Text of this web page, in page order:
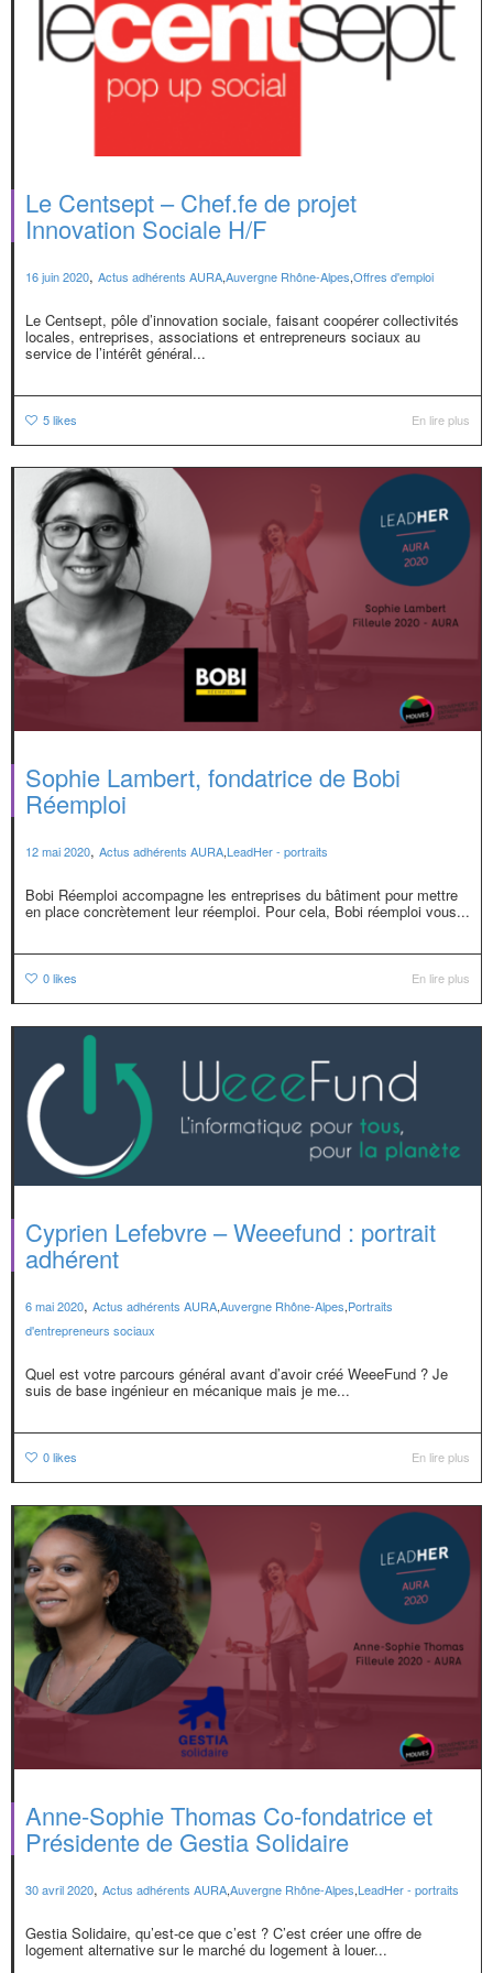
Le Centsept – Chef.fe de projet
Innovation Sociale H/F
16 juin 2020, Actus adhérents AURA,Auvergne Rhône-Alpes,Offres d'emploi
Le Centsept, pôle d’innovation sociale, faisant coopérer collectivités
locales, entreprises, associations et entrepreneurs sociaux au
service de l’intérêt général...
5likes En lire plus
Sophie Lambert, fondatrice de Bobi
Réemploi
12 mai 2020, Actus adhérents AURA,LeadHer - portraits
Bobi Réemploi accompagne les entreprises du bâtiment pour mettre
en place concrètement leur réemploi. Pour cela, Bobi réemploi vous...
0likes En lire plus
Cyprien Lefebvre – Weeefund : portrait
adhérent
6 mai 2020, Actus adhérents AURA,Auvergne Rhône-Alpes,Portraits
d'entrepreneurs sociaux
Quel est votre parcours général avant d’avoir créé WeeeFund ? Je
suis de base ingénieur en mécanique mais je me...
0likes En lire plus
Anne-Sophie Thomas Co-fondatrice et
Présidente de Gestia Solidaire
30 avril 2020, Actus adhérents AURA,Auvergne Rhône-Alpes,LeadHer - portraits
Gestia Solidaire, qu’est-ce que c’est ? C’est créer une offre de
logement alternative sur le marché du logement à louer...